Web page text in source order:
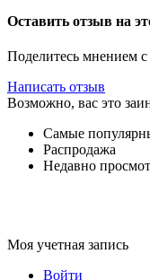
Оставить отзыв на
Поделитесь мнением
Написать отзыв
Возможно, вас это
Самые
Распродажа
Недавно
Моя учетная запись
Войти